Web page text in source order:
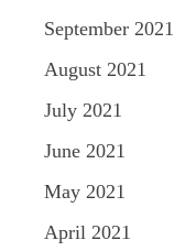
September 2021
August 2021
July 2021
June 2021
May 2021
April 2021